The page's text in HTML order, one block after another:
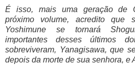
É isso, mais uma geração de
próximo volume, acredito que
Yoshimune se tornará
importantes desses últimos
sobreviveram, Yanagisawa, que
depois da morte de sua senhora, e